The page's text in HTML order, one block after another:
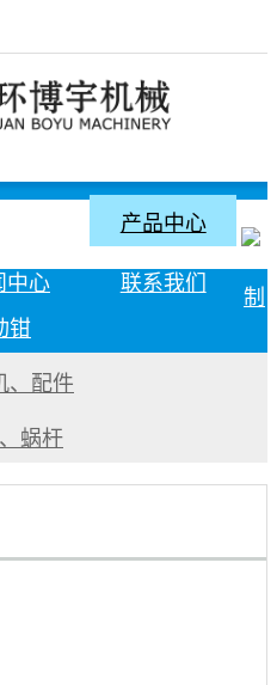
产品中心
中心 联系我们
制
钳
、配件
蜗杆